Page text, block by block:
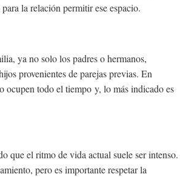
la relación permitir ese espacio.
ya no solo los padres o hermanos,
provenientes de parejas previas. En
ocupen todo el tiempo y, lo más indicado es
que el ritmo de vida actual suele ser intenso.
pero es importante respetar la